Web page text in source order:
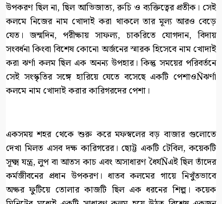
উপকরণ ছিল না, ছিল আভিজাত্য, রুচি ও ব্যক্তিত্বের প্রতীক। সেই
কলমে নিজের নাম খোদাই করা থাকলে তার মূল্য আরও বেড়ে
যেত। জন্মদিন, পরীক্ষায় সাফল্য, চাকরিতে যোগদান, বিদায়
সংবর্ধনা কিংবা বিশেষ কোনো অর্জনের স্মারক হিসেবে নাম খোদাই
করা ঝর্ণা কলম ছিল এক অনন্য উপহার। কিন্তু সময়ের পরিবর্তনে
সেই সংস্কৃতির সঙ্গে হারিয়ে যেতে বসেছে একটি পেশাওÑঝর্ণা
কলমে নাম খোদাই করার কারিগরদের পেশা।
একসময় শহর থেকে শুরু করে মফস্বলের বড় বাজার গুলোতে
দেখা মিলত এসব দক্ষ কারিগরের। ছোট্ট একটি টেবিল, কয়েকটি
সূক্ষ্ম যন্ত্র, লুপ বা আতস কাচ এবং অসাধারণ ধৈর্যÑএই ছিল তাঁদের
কর্মজীবনের প্রধান উপকরণ। ধাতব কলমের গায়ে নিখুঁতভাবে
অক্ষর ফুটিয়ে তোলার কাজটি ছিল এক ধরনের শিল্প। কয়েক